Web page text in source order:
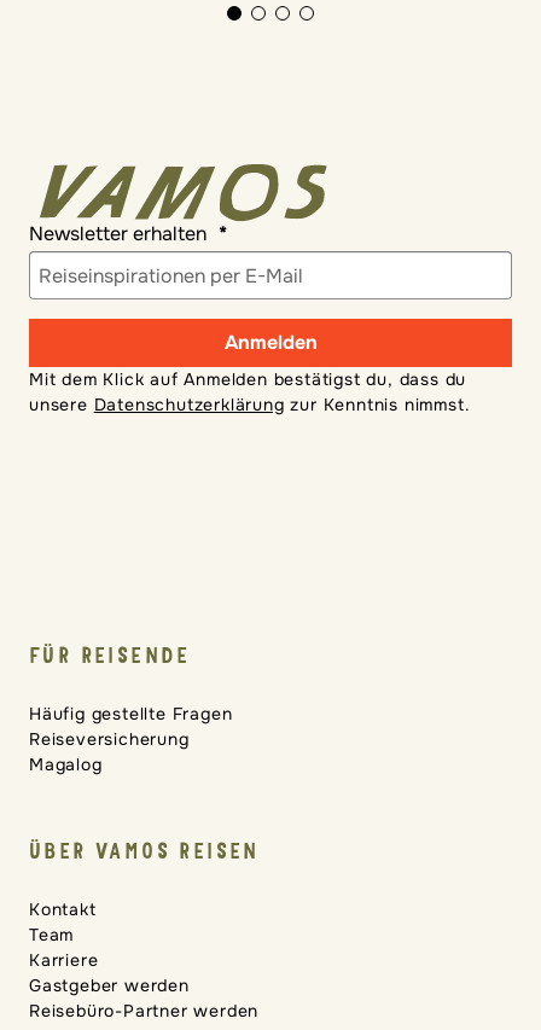
Newsletter erhalten
Anmelden
Mit dem Klick auf Anmelden bestätigst du, dass du
unsere Datenschutzerklärung zur Kenntnis nimmst.
FÜR REISENDE
Häufig gestellte Fragen
Reiseversicherung
Magalog
ÜBER VAMOS REISEN
Kontakt
Team
Karriere
Gastgeber werden
Reisebüro-Partner werden